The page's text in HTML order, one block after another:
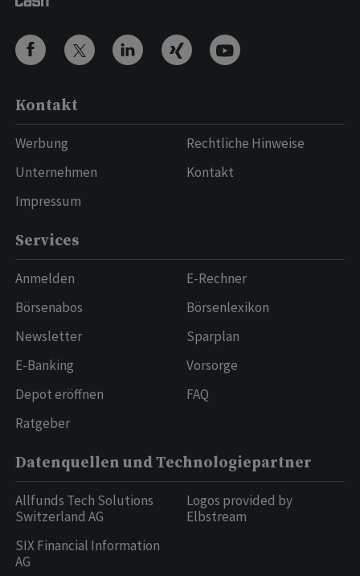
Kontakt
Werbung
Unternehmen
Impressum
Rechtliche Hinweise
Kontakt
Services
Anmelden
Börsenabos
Newsletter
E-Banking
Depot eröffnen
Ratgeber
E-Rechner
Börsenlexikon
Sparplan
Vorsorge
FAQ
Datenquellen und Technologiepartner
Allfunds Tech Solutions
Switzerland AG
SIX Financial Information
AG
Logos provided by
Elbstream